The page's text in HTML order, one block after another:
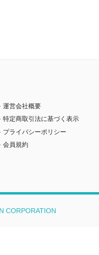
運営会社概要
特定商取引法に基づく表示
プライバシーポリシー
会員規約
CORPORATION